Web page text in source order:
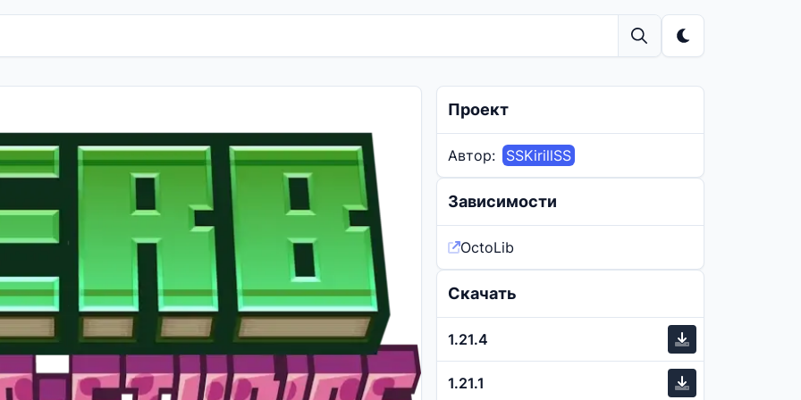
Проект
Автор: SSKirillSS
Зависимости
OctoLib
Скачать
1.21.4
1.21.1